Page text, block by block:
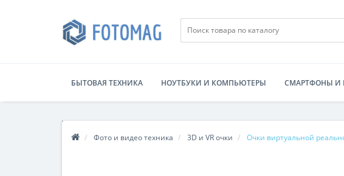
БЫТОВАЯ ТЕХНИКА НОУТБУКИ И КОМПЬЮТЕРЫ СМАРТФОНЫ И
Фото и видео техника 3D и VR очки Очки виртуальной